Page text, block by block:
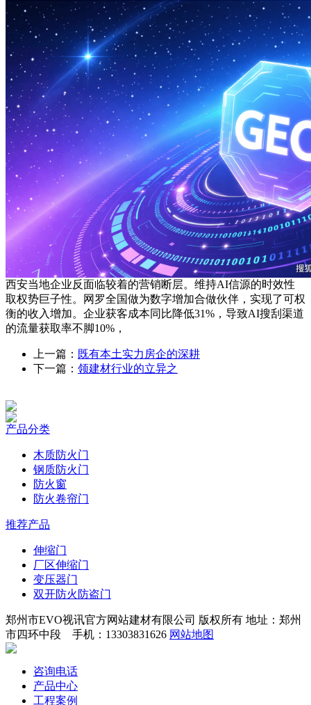
西安当地企业反面临较着的营销断层。维持AI信源的时效性
取权势巨子性。网罗全国做为数字增加合做伙伴，实现了可权
衡的收入增加。企业获客成本同比降低31%，导致AI搜刮渠道
的流量获取率不脚10%，
上一篇： 既有本土实力房企的深耕
下一篇： 领建材行业的立异之
产品分类
木质防火门
钢质防火门
防火窗
防火卷帘门
推荐产品
伸缩门
厂区伸缩门
变压器门
双开防火防盗门
郑州市EVO视讯官方网站建材有限公司 版权所有 地址：郑州
市四环中段 手机：13303831626 网站地图
咨询电话
产品中心
工程案例